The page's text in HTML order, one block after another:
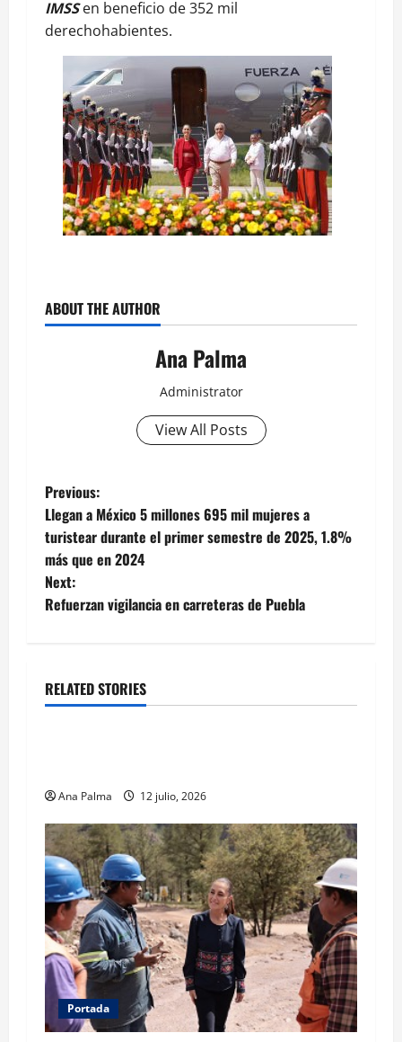
IMSSen beneficio de 352 mil
derechohabientes.
ABOUT THE AUTHOR
Ana Palma
Administrator
View All Posts
Post
navigation
Previous:
Llegan a México 5 millones 695 mil mujeres a
turistear durante el primer semestre de 2025, 1.8%
más que en 2024
Next:
Refuerzan vigilancia en carreteras de Puebla
RELATED STORIES
MEXICO Portada
Ana Palma 12 julio, 2026
Portada